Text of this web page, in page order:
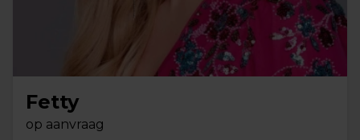
Fetty
op aanvraag